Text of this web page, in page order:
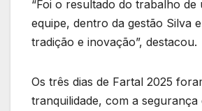
“Foi o resultado do trabalho de
equipe, dentro da gestão Silva
tradição e inovação”, destacou.
Os três dias de Fartal 2025
tranquilidade, com a segurança